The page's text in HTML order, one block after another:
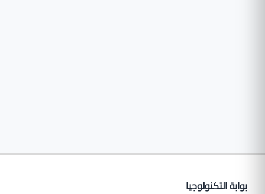
بوابة التكنولوجيا